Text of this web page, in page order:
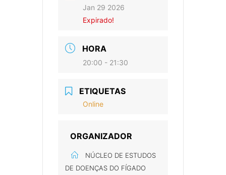
Jan 29 2026
Expirado!
HORA
20:00 - 21:30
ETIQUETAS
Online
ORGANIZADOR
NÚCLEO DE ESTUDOS
DE DOENÇAS DO FÍGADO